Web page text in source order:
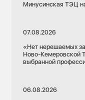
Минусинская ТЭЦ
07.08.2026
«Нет нерешаемых
Ново-Кемеровской
выбранной
06.08.2026